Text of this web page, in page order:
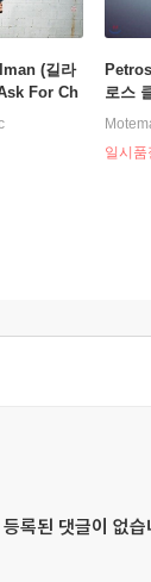
(길라
For Ch
로스
ma
일시품
등록된 댓글이 없습